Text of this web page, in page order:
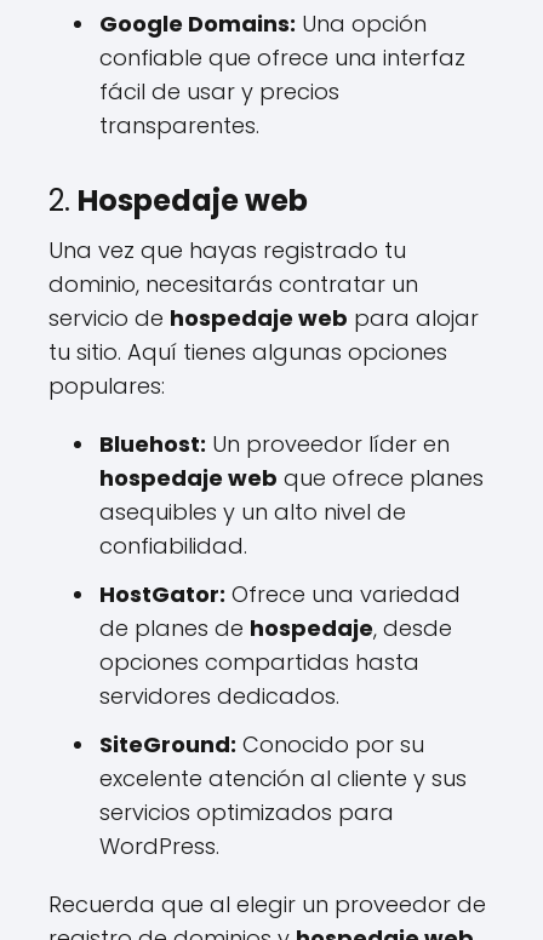
Google Domains: Una opción
confiable que ofrece una interfaz
fácil de usar y precios
transparentes.
2. Hospedaje web
Una vez que hayas registrado tu
dominio, necesitarás contratar un
servicio de hospedaje web para alojar
tu sitio. Aquí tienes algunas opciones
populares:
Bluehost: Un proveedor líder en
hospedaje web que ofrece planes
asequibles y un alto nivel de
confiabilidad.
HostGator: Ofrece una variedad
de planes de hospedaje, desde
opciones compartidas hasta
servidores dedicados.
SiteGround: Conocido por su
excelente atención al cliente y sus
servicios optimizados para
WordPress.
Recuerda que al elegir un proveedor de